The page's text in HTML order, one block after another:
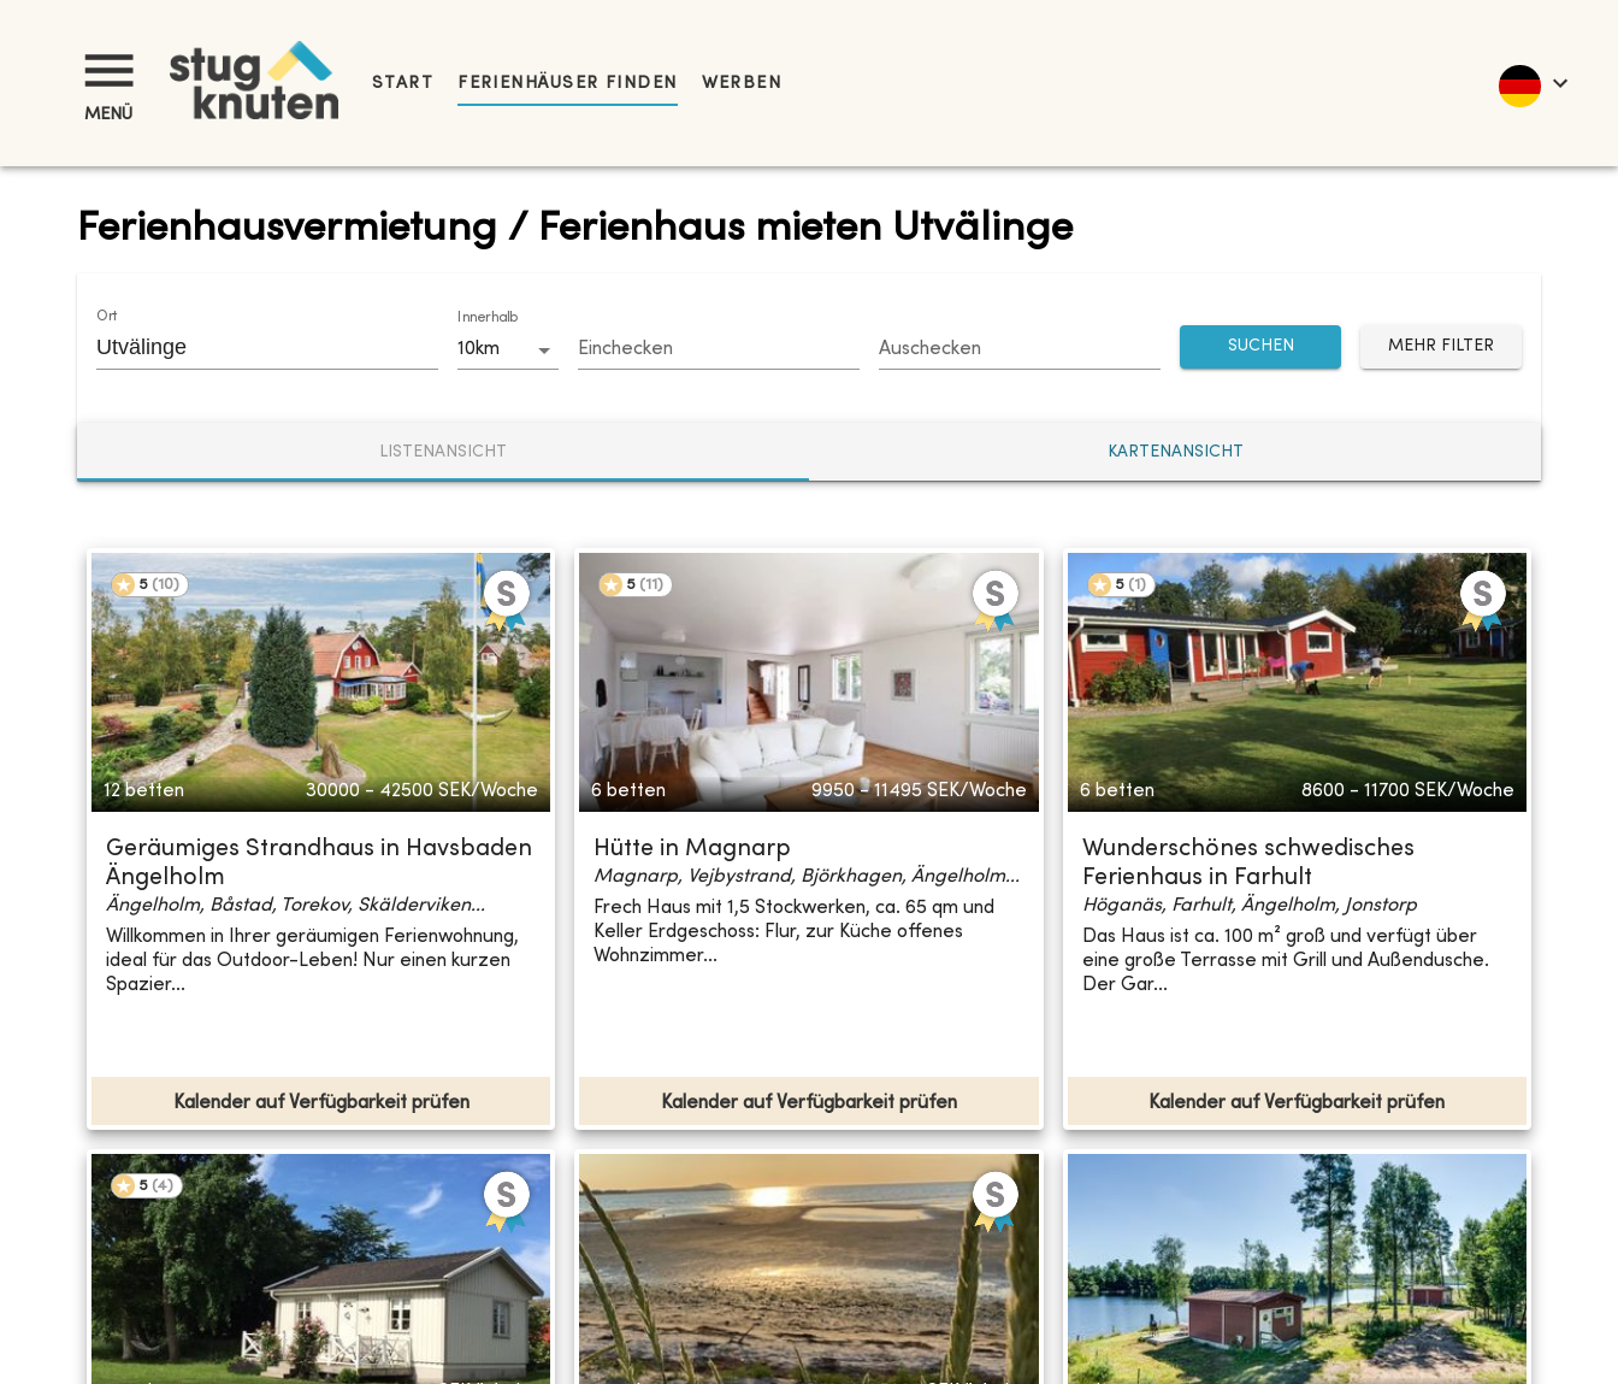
MENÜ
START FERIENHÄUSER FINDEN WERBEN
Ferienhausvermietung / Ferienhaus mieten Utvälinge
Ort Innerhalb
10km Einchecken Auschecken SUCHEN MEHR FILTER
LISTENANSICHT KARTENANSICHT
5 (10)
12 betten 30000 - 42500 SEK/Woche
Geräumiges Strandhaus in Havsbaden
Ängelholm
Ängelholm, Båstad, Torekov, Skälderviken...
Willkommen in Ihrer geräumigen Ferienwohnung,
ideal für das Outdoor-Leben! Nur einen kurzen
Spazier...
Kalender auf Verfügbarkeit prüfen
5 (11 )
6 betten 9950 - 11495 SEK/Woche
Hütte in Magnarp
Magnarp, Vejbystrand, Björkhagen, Ängelholm...
Frech Haus mit 1,5 Stockwerken, ca. 65 qm und
Keller Erdgeschoss: Flur, zur Küche offenes
Wohnzimmer...
Kalender auf Verfügbarkeit prüfen
5 (1 )
6 betten 8600 - 11700 SEK/Woche
Wunderschönes schwedisches
Ferienhaus in Farhult
Höganäs, Farhult, Ängelholm, Jonstorp
Das Haus ist ca. 100 m² groß und verfügt über
eine große Terrasse mit Grill und Außendusche.
Der Gar...
Kalender auf Verfügbarkeit prüfen
5 (4)